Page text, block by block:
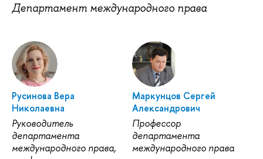
Департамент международного права
Русинова Вера
Николаевна
Руководитель
департамента
международного права,
Маркунцов Сергей
Александрович
Профессор
департамента
международного права